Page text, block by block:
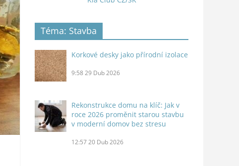
Téma: Stavba
Korkové desky jako přírodní izolace
9:58 29 Dub 2026
Rekonstrukce domu na klíč: Jak v
roce 2026 proměnit starou stavbu
v moderní domov bez stresu
12:57 20 Dub 2026